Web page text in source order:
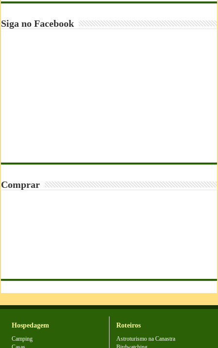
Siga no Facebook
Comprar
Hospedagem
Camping
Roteiros
Astroturismo na Canastra